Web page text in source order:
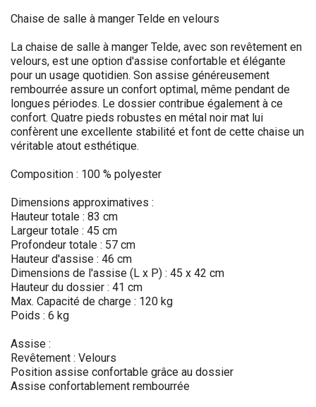
Chaise de salle à manger Telde en velours
La chaise de salle à manger Telde, avec son revêtement en
velours, est une option d'assise confortable et élégante
pour un usage quotidien. Son assise généreusement
rembourrée assure un confort optimal, même pendant de
longues périodes. Le dossier contribue également à ce
confort. Quatre pieds robustes en métal noir mat lui
confèrent une excellente stabilité et font de cette chaise un
véritable atout esthétique.
Composition : 100 % polyester
Dimensions approximatives :
Hauteur totale : 83 cm
Largeur totale : 45 cm
Profondeur totale : 57 cm
Hauteur d'assise : 46 cm
Dimensions de l'assise (L x P) : 45 x 42 cm
Hauteur du dossier : 41 cm
Max. Capacité de charge : 120 kg
Poids : 6 kg
Assise :
Revêtement : Velours
Position assise confortable grâce au dossier
Assise confortablement rembourrée